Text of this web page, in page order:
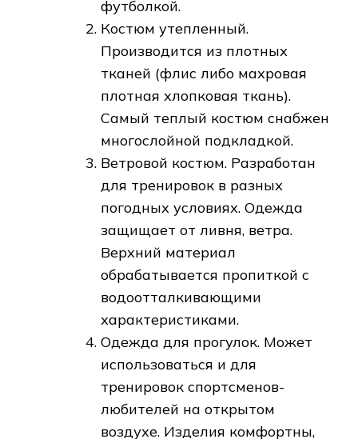
футболкой.
Костюм утепленный.
Производится из плотных
тканей (флис либо махровая
плотная хлопковая ткань).
Самый теплый костюм снабжен
многослойной подкладкой.
Ветровой костюм. Разработан
для тренировок в разных
погодных условиях. Одежда
защищает от ливня, ветра.
Верхний материал
обрабатывается пропиткой с
водоотталкивающими
характеристиками.
Одежда для прогулок. Может
использоваться и для
тренировок спортсменов-
любителей на открытом
воздухе. Изделия комфортны,